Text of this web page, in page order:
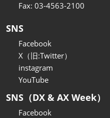
Fax: 03-4563-2100
SNS
Facebook
X（旧:Twitter）
instagram
YouTube
SNS（DX & AX Week）
Facebook